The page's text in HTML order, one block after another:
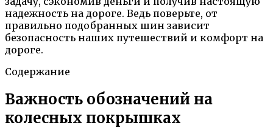
надежность на дороге. Ведь поверьте, от
правильно подобранных шин зависит
безопасность наших путешествий и комфорт на
дороге.
Содержание
Важность обозначений на
колесных покрышках